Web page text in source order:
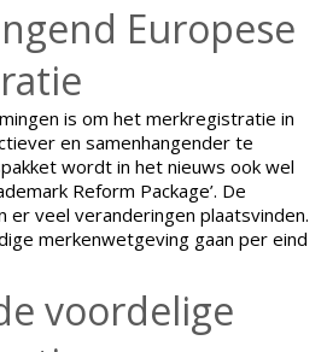
Europese
is om het merkregistratie in
en samenhangender te
wordt in het nieuws ook wel
Reform Package’. De
er veel veranderingen plaatsvinden.
merkenwetgeving gaan per eind
voordelige